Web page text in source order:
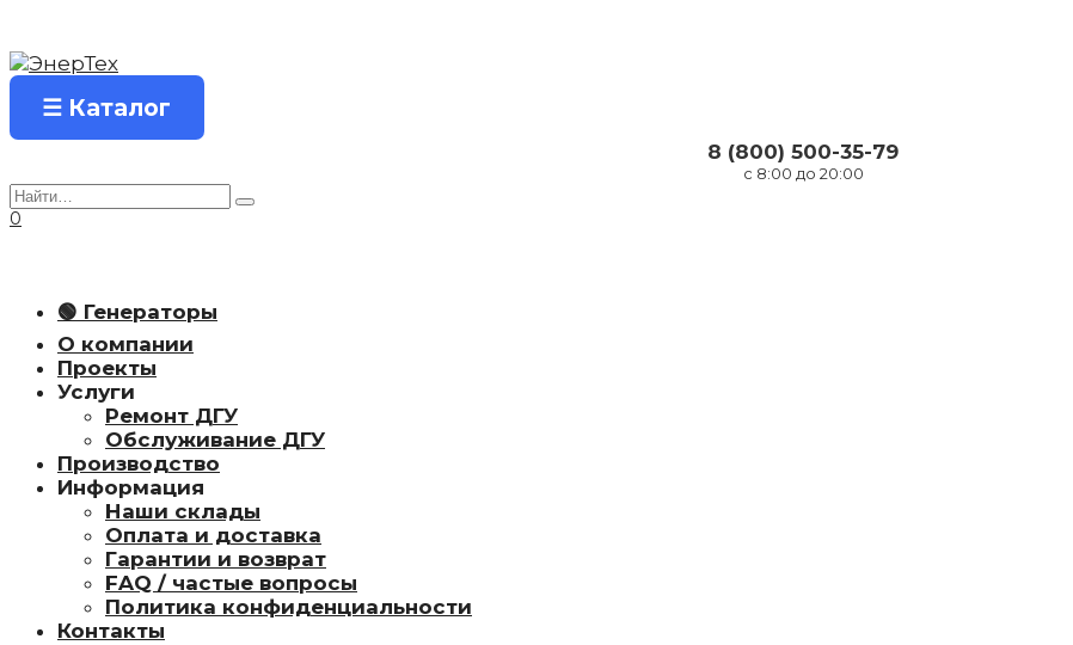
содержанию
☰ Каталог
8 (800) 500-35-79
с 8:00 до 20:00
Search
for:
0
🟢 Генераторы
О компании
Проекты
Услуги
Ремонт ДГУ
Обслуживание ДГУ
Производство
Информация
Наши склады
Оплата и доставка
Гарантии и возврат
FAQ / частые вопросы
Политика конфиденциальности
Контакты